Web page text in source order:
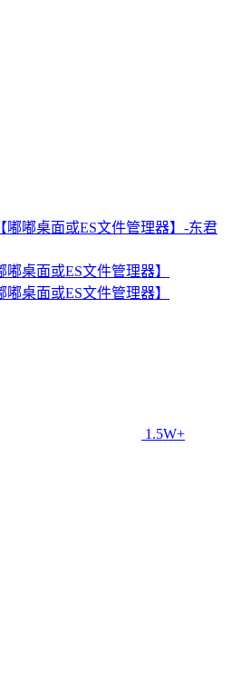
桌面或ES文件管理器】
桌面或ES文件管理器】
1.5W+